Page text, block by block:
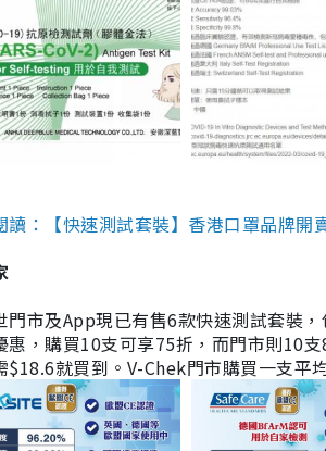
讀：【快速測試套裝】香港口罩品牌
門市及App現已有售6款快速測試套裝
惠，購買10支可享75折，而門市則10
$18.6就買到。V-Chek門市購買一支平